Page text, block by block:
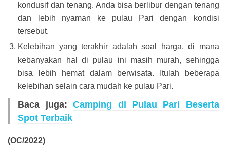
kondusif dan tenang. Anda bisa berlibur dengan tenang
dan lebih nyaman ke pulau Pari dengan kondisi
tersebut.
Kelebihan yang terakhir adalah soal harga, di mana
kebanyakan hal di pulau ini masih murah, sehingga
bisa lebih hemat dalam berwisata. Itulah beberapa
kelebihan selain cara mudah ke pulau Pari.
Baca juga:Camping di Pulau Pari Beserta
Spot Terbaik
(OC/2022)